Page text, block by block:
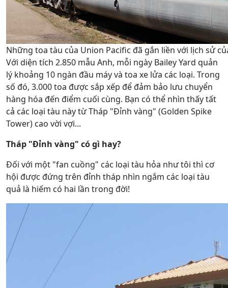
Những toa tàu của Union Pacific đã gắn liền với lịch sử
Với diện tích 2.850 mẫu Anh, mỗi ngày Bailey Yard quản
lý khoảng 10 ngàn đầu máy và toa xe lửa các loại. Trong
số đó, 3.000 toa được sắp xếp để đảm bảo lưu chuyển
hàng hóa đến điểm cuối cùng. Bạn có thể nhìn thấy tất
cả các loại tàu này từ Tháp "Đỉnh vàng" (Golden Spike
Tower) cao vời vợi...
Tháp "Đỉnh vàng" có gì hay?
Đối với một "fan cuồng" các loại tàu hỏa như tôi thì cơ
hội được đứng trên đỉnh tháp nhìn ngắm các loại tàu
quả là hiếm có hai lần trong đời!